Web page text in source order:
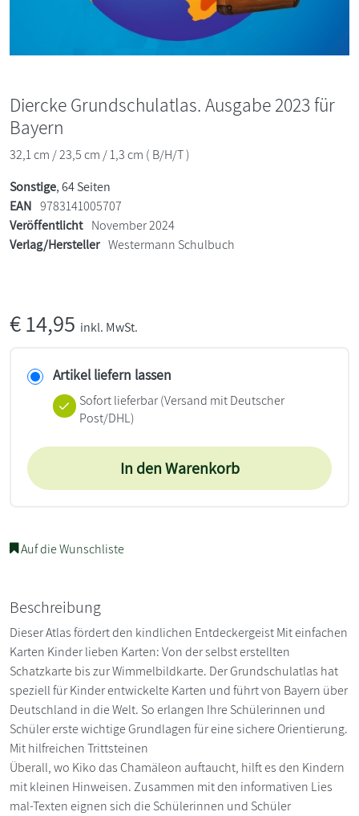
Diercke Grundschulatlas. Ausgabe 2023 für
Bayern
32,1 cm / 23,5 cm / 1,3 cm ( B/H/T )
Sonstige, 64 Seiten
EAN 9783141005707
Veröffentlicht November 2024
Verlag/Hersteller Westermann Schulbuch
€14,95 inkl. MwSt.
Artikel liefern lassen
Sofort lieferbar(Versand mit Deutscher
Post/DHL)
In den Warenkorb
Auf die Wunschliste
Beschreibung
Dieser Atlas fördert den kindlichen Entdeckergeist Mit einfachen
Karten Kinder lieben Karten: Von der selbst erstellten
Schatzkarte bis zur Wimmelbildkarte. Der Grundschulatlas hat
speziell für Kinder entwickelte Karten und führt von Bayern über
Deutschland in die Welt. So erlangen Ihre Schülerinnen und
Schüler erste wichtige Grundlagen für eine sichere Orientierung.
Mit hilfreichen Trittsteinen
Überall, wo Kiko das Chamäleon auftaucht, hilft es den Kindern
mit kleinen Hinweisen. Zusammen mit den informativen Lies
mal-Texten eignen sich die Schülerinnen und Schüler